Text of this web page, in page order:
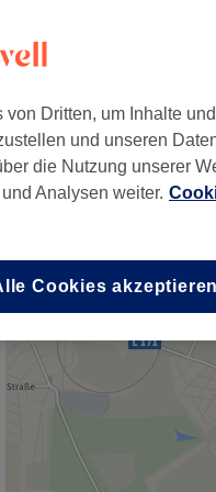
Dritten, um Inhalte
und unseren
die Nutzung unserer
Analysen weiter.
Cookies akzeptieren